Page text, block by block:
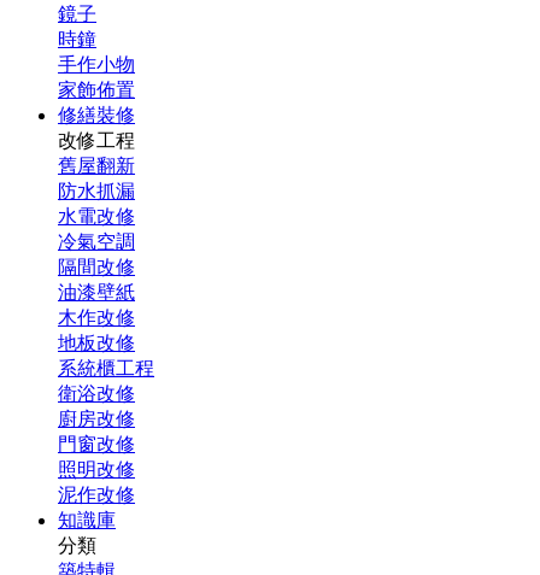
鏡子
時鐘
手作小物
家飾佈置
修繕裝修
改修工程
舊屋翻新
防水抓漏
水電改修
冷氣空調
隔間改修
油漆壁紙
木作改修
地板改修
系統櫃工程
衛浴改修
廚房改修
門窗改修
照明改修
泥作改修
知識庫
分類
築特輯